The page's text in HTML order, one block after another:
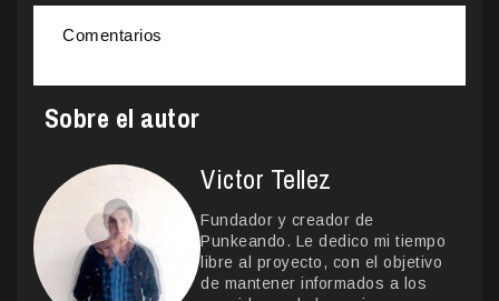
Comentarios
Sobre el autor
Victor Tellez
Fundador y creador de
Punkeando. Le dedico mi tiempo
libre al proyecto, con el objetivo
de mantener informados a los